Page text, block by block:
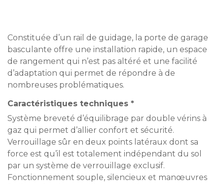
Constituée d’un rail de guidage, la porte de garage
basculante offre une installation rapide, un espace
de rangement qui n’est pas altéré et une facilité
d’adaptation qui permet de répondre à de
nombreuses problématiques.
Caractéristiques techniques *
Système breveté d’équilibrage par double vérins à
gaz qui permet d’allier confort et sécurité.
Verrouillage sûr en deux points latéraux dont sa
force est qu’il est totalement indépendant du sol
par un système de verrouillage exclusif.
Fonctionnement souple, silencieux et manœuvres